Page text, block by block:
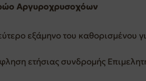
Αργυροχρυσοχόων
εξάμηνο του καθορισμένου
ετήσιας συνδρομής